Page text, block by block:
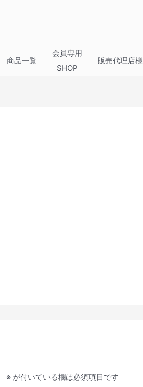
商品一覧
会員専用
SHOP
販売代理店様
※ が付いている欄は必須項目です